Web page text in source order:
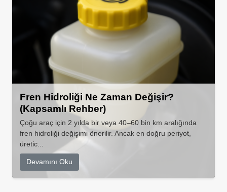
Fren Hidroliği Ne Zaman Değişir?
(Kapsamlı Rehber)
Çoğu araç için 2 yılda bir veya 40–60 bin km aralığında
fren hidroliği değişimi önerilir. Ancak en doğru periyot,
üretic...
Devamını Oku